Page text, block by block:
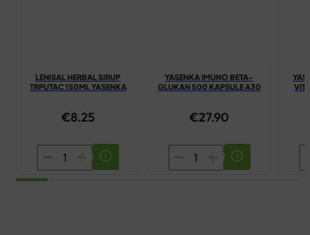
LENISAL HERBAL SIRUP
TRPUTAC 150ML YASENKA
€8.25
LENISAL
HERBAL
YASENKA IMUNO BETA-
GLUKAN 500 KAPSULE A30
€27.90
YASENKA
IMUNO